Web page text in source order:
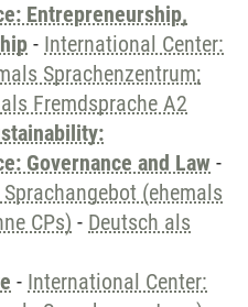
Entrepreneurship,
- International Center:
Sprachenzentrum;
Fremdsprache A2
Governance and Law -
(ehemals
CPs) - Deutsch als
- International Center: